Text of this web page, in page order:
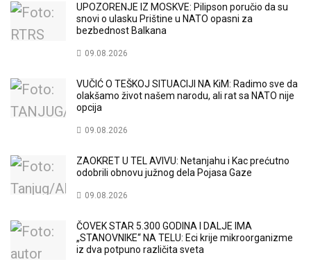
UPOZORENJE IZ MOSKVE: Pilipson poručio da su
snovi o ulasku Prištine u NATO opasni za
bezbednost Balkana
09.08.2026
VUČIĆ O TEŠKOJ SITUACIJI NA KiM: Radimo sve da
olakšamo život našem narodu, ali rat sa NATO nije
opcija
09.08.2026
ZAOKRET U TEL AVIVU: Netanjahu i Kac prećutno
odobrili obnovu južnog dela Pojasa Gaze
09.08.2026
ČOVEK STAR 5.300 GODINA I DALJE IMA
„STANOVNIKE“ NA TELU: Eci krije mikroorganizme
iz dva potpuno različita sveta